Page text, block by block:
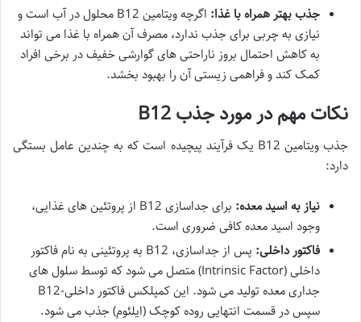
جذب بهتر همراه با غذا:
اگرچه ویتامین B12 محلول در آب است و
نیازی به چربی برای جذب ندارد، مصرف آن همراه با غذا می تواند
به کاهش احتمال بروز ناراحتی های گوارشی خفیف در برخی افراد
کمک کند و فراهمی زیستی آن را بهبود بخشد.
نکات مهم در مورد جذب B12
جذب ویتامین B12 یک فرآیند پیچیده است که به چندین عامل بستگی
دارد:
نیاز به اسید معده:
برای جداسازی B12 از پروتئین های غذایی،
وجود اسید معده کافی ضروری است.
فاکتور داخلی:
پس از جداسازی، B12 به پروتئینی به نام فاکتور
داخلی (Intrinsic Factor) متصل می شود که توسط سلول های
جداری معده تولید می شود. این کمپلکس فاکتور داخلی-B12
سپس در قسمت انتهایی روده کوچک (ایلئوم) جذب می شود.